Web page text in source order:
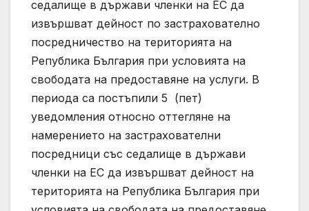
седалище в държави членки на ЕС да
извършват дейност по застрахователно
посредничество на територията на
Република България при условията на
свободата на предоставяне на услуги. В
периода са постъпили 5 (пет)
уведомления относно оттегляне на
намерението на застрахователни
посредници със седалище в държави
членки на ЕС да извършват дейност на
територията на Република България при